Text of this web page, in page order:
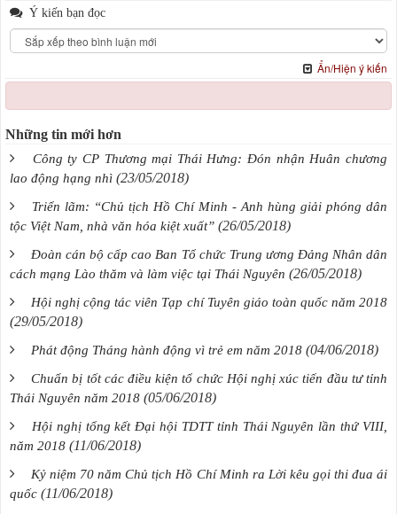
Ý kiến bạn đọc
Ẩn/Hiện ý kiến
Những tin mới hơn
Công ty CP Thương mại Thái Hưng: Đón nhận Huân chương
lao động hạng nhì (23/05/2018)
Triển lãm: “Chủ tịch Hồ Chí Minh - Anh hùng giải phóng dân
tộc Việt Nam, nhà văn hóa kiệt xuất” (26/05/2018)
Đoàn cán bộ cấp cao Ban Tổ chức Trung ương Đảng Nhân dân
cách mạng Lào thăm và làm việc tại Thái Nguyên (26/05/2018)
Hội nghị cộng tác viên Tạp chí Tuyên giáo toàn quốc năm 2018
(29/05/2018)
Phát động Tháng hành động vì trẻ em năm 2018 (04/06/2018)
Chuẩn bị tốt các điều kiện tổ chức Hội nghị xúc tiến đầu tư tỉnh
Thái Nguyên năm 2018 (05/06/2018)
Hội nghị tổng kết Đại hội TDTT tỉnh Thái Nguyên lần thứ VIII,
năm 2018 (11/06/2018)
Kỷ niệm 70 năm Chủ tịch Hồ Chí Minh ra Lời kêu gọi thi đua ái
quốc (11/06/2018)